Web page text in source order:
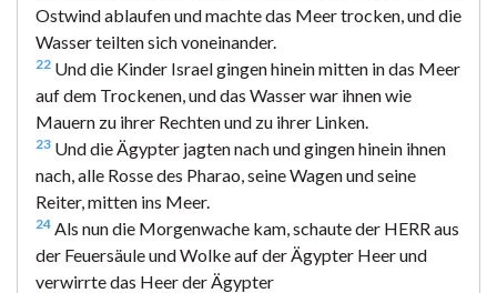
Ostwind ablaufen und machte das Meer trocken, und die
Wasser teilten sich voneinander.
22 Und die Kinder Israel gingen hinein mitten in das Meer
auf dem Trockenen, und das Wasser war ihnen wie
Mauern zu ihrer Rechten und zu ihrer Linken.
23 Und die Ägypter jagten nach und gingen hinein ihnen
nach, alle Rosse des Pharao, seine Wagen und seine
Reiter, mitten ins Meer.
24 Als nun die Morgenwache kam, schaute der HERR aus
der Feuersäule und Wolke auf der Ägypter Heer und
verwirrte das Heer der Ägypter